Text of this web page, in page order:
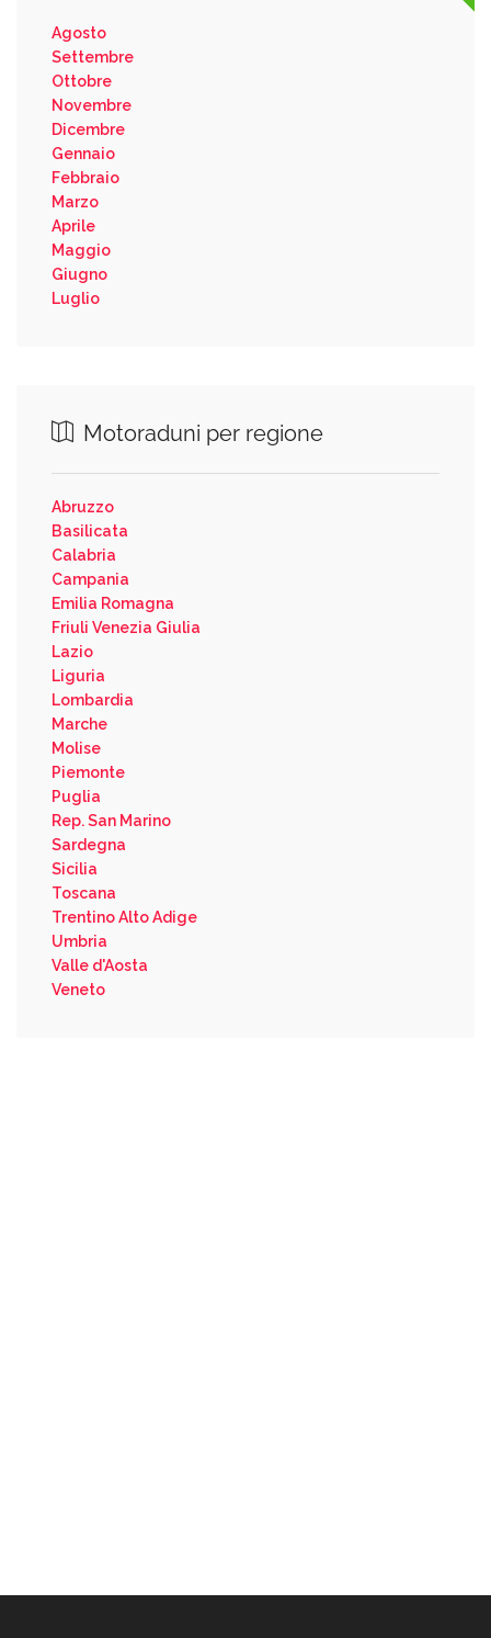
Agosto
Settembre
Ottobre
Novembre
Dicembre
Gennaio
Febbraio
Marzo
Aprile
Maggio
Giugno
Luglio
Motoraduni per regione
Abruzzo
Basilicata
Calabria
Campania
Emilia Romagna
Friuli Venezia Giulia
Lazio
Liguria
Lombardia
Marche
Molise
Piemonte
Puglia
Rep. San Marino
Sardegna
Sicilia
Toscana
Trentino Alto Adige
Umbria
Valle d'Aosta
Veneto